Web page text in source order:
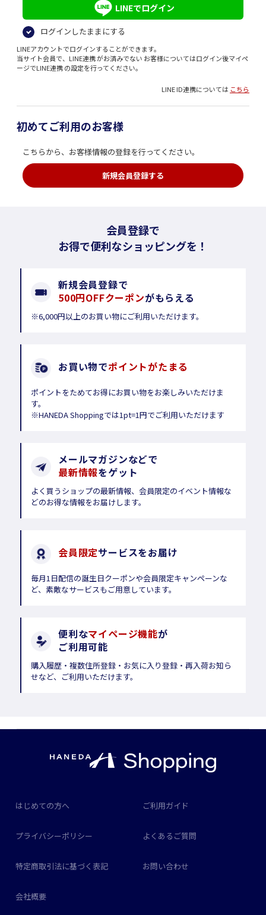
LINEでログイン
ログインしたままにする
LINEアカウントでログインすることができます。
当サイト会員で、LINE連携 がお済みでない お客様についてはログイン後マイペ
ージでLINE連携 の設定を行ってください。
LINE ID連携については こちら
初めてご利用のお客様
こちらから、お客様情報の登録を行ってください。
新規会員登録する
会員登録で
お得で便利なショッピングを！
新規会員登録で
500円OFFクーポンがもらえる
※6,000円以上のお買い物にご利用いただけます。
お買い物でポイントがたまる
ポイントをためてお得にお買い物をお楽しみいただけま
す。
※HANEDA Shoppingでは1pt=1円でご利用いただけます
メールマガジンなどで
最新情報をゲット
よく買うショップの最新情報、会員限定のイベント情報な
どのお得な情報をお届けします。
会員限定サービスをお届け
毎月1日配信の誕生日クーポンや会員限定キャンペーンな
ど、素敵なサービスもご用意しています。
便利なマイページ機能が
ご利用可能
購入履歴・複数住所登録・お気に入り登録・再入荷お知ら
せなど、ご利用いただけます。
はじめての方へ ご利用ガイド
プライバシーポリシー よくあるご質問
特定商取引法に基づく表記 お問い合わせ
会社概要